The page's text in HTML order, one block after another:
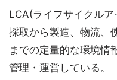
LCA(ライフサイクル
採取から製造、物流、
までの定量的な環境情
管理・運営している。